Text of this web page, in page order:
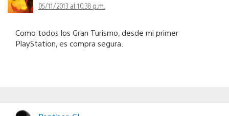
05/11/2013 at 10:38 p.m.
Como todos los Gran Turismo, desde mi primer
PlayStation, es compra segura.